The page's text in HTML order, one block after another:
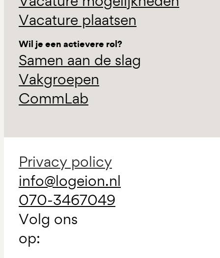
Vacature plaatsen
Wil je een actievere rol?
Samen aan de slag
Vakgroepen
CommLab
Privacy policy
info@logeion.nl
070-3467049
Volg ons
op: